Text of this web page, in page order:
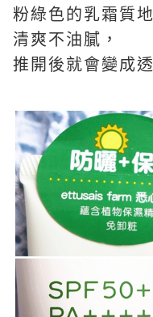
粉綠色的乳霜質
清爽不油膩，
推開後就會變成